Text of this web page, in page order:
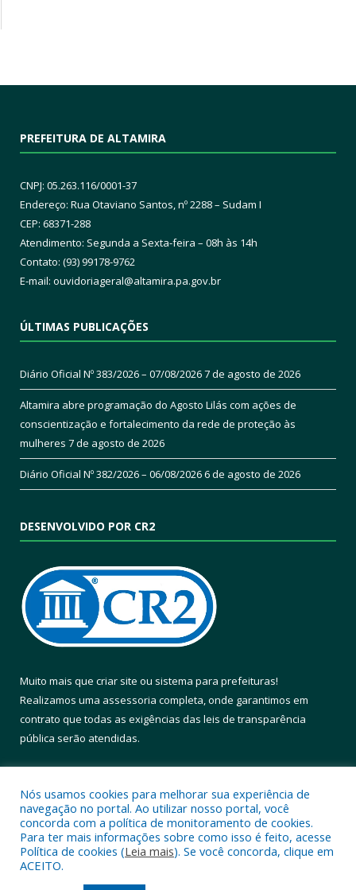
PREFEITURA DE ALTAMIRA
CNPJ: 05.263.116/0001-37
Endereço: Rua Otaviano Santos, nº 2288 – Sudam I
CEP: 68371-288
Atendimento: Segunda a Sexta-feira – 08h às 14h
Contato: (93) 99178-9762
E-mail: ouvidoriageral@altamira.pa.gov.br
ÚLTIMAS PUBLICAÇÕES
Diário Oficial Nº 383/2026 – 07/08/20267 de agosto de 2026
Altamira abre programação do Agosto Lilás com ações de
conscientização e fortalecimento da rede de proteção às
mulheres 7 de agosto de 2026
Diário Oficial Nº 382/2026 – 06/08/20266 de agosto de 2026
DESENVOLVIDO POR CR2
Muito mais que criar site ou sistema para prefeituras!
Realizamos uma assessoria completa, onde garantimos em
contrato que todas as exigências das leis de transparência
pública serão atendidas.
Todos os direitos reservados a Prefeitura Municipal de Altamira.
Nós usamos cookies para melhorar sua experiência de
navegação no portal. Ao utilizar nosso portal, você
concorda com a política de monitoramento de cookies.
Para ter mais informações sobre como isso é feito, acesse
Política de cookies (Leia mais). Se você concorda, clique em
ACEITO.